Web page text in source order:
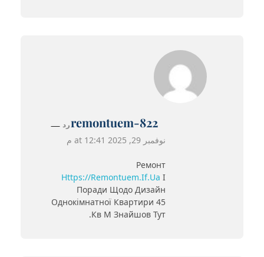
remontuem-822
نوفمبر 29, 2025 at 12:41 م
Ремонт
Https://remontuem.if.ua І
Поради Щодо Дизайн
Однокімнатної Квартири 45
Кв М Знайшов Тут.
رد